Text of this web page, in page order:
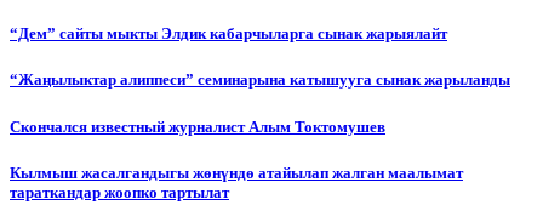
“Дем” сайты мыкты Элдик кабарчыларга сынак жарыялайт
“Жаңылыктар алиппеси” семинарына катышууга сынак жарыланды
Cкончался известный журналист Алым Токтомушев
Кылмыш жасалгандыгы жөнүндө атайылап жалган маалымат
тараткандар жоопко тартылат